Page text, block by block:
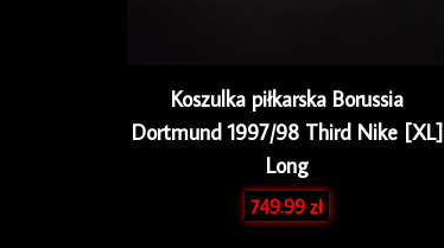
Koszulka piłkarska Borussia
Dortmund 1997/98 Third Nike [XL]
Long
749.99zł